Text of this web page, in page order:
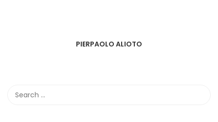
PIERPAOLO ALIOTO